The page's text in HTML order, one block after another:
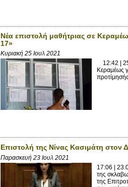
Νέα επιστολή μαθήτριας σε
17»
Κυριακή 25 Ιουλ 2021
12:42 | 25
Κεραμέως
Επιστολή της Νίνας Κασιμάτη
Παρασκευή 23 Ιουλ 2021
17:06 |
της
της